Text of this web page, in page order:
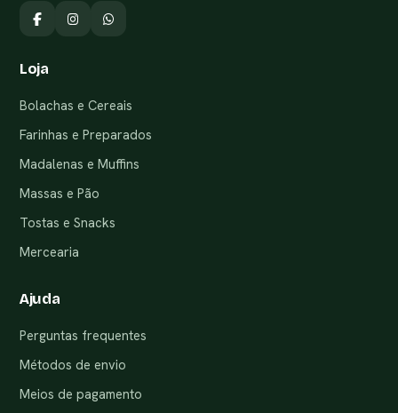
Loja
Bolachas e Cereais
Farinhas e Preparados
Madalenas e Muffins
Massas e Pão
Tostas e Snacks
Mercearia
Ajuda
Perguntas frequentes
Métodos de envio
Meios de pagamento